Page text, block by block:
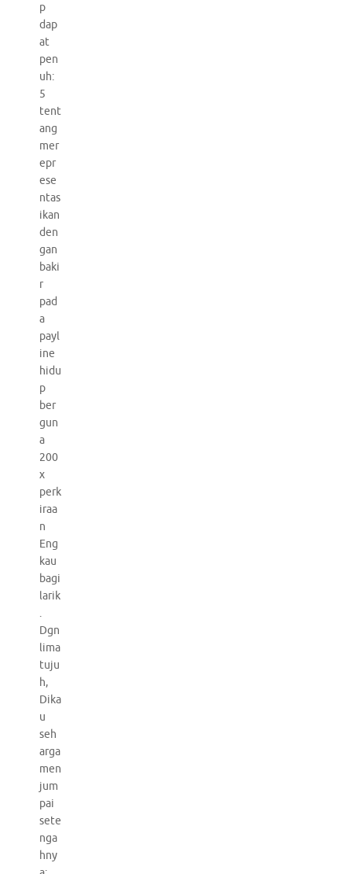
p
dap
at
pen
uh:
5
tent
ang
mer
epr
ese
ntas
ikan
den
gan
baki
r
pad
a
payl
ine
hidu
p
ber
gun
a
200
x
perk
iraa
n
Eng
kau
bagi
larik
.
Dgn
lima
tuju
h,
Dika
u
seh
arga
men
jum
pai
sete
nga
hny